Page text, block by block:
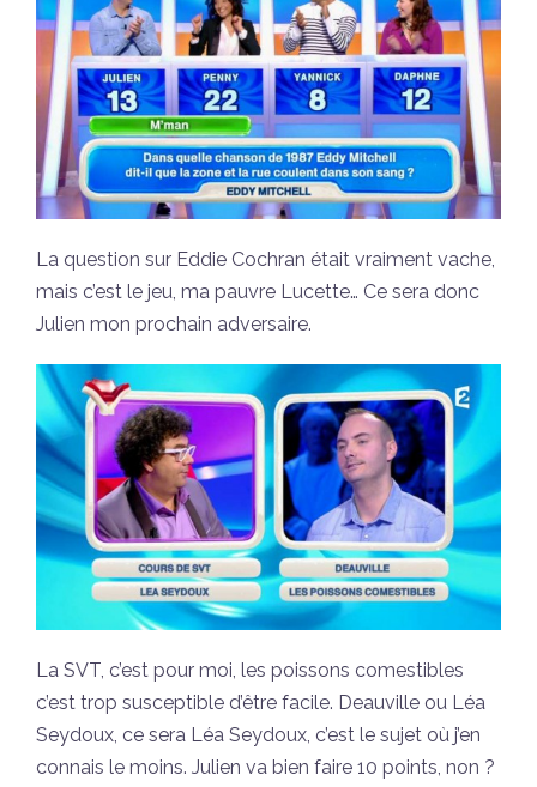
La question sur Eddie Cochran était vraiment vache,
mais c’est le jeu, ma pauvre Lucette… Ce sera donc
Julien mon prochain adversaire.
La SVT, c’est pour moi, les poissons comestibles
c’est trop susceptible d’être facile. Deauville ou Léa
Seydoux, ce sera Léa Seydoux, c’est le sujet où j’en
connais le moins. Julien va bien faire 10 points, non ?